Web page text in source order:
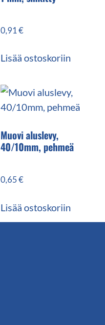
0,91€
Lisää ostoskoriin
Muovi aluslevy,
40/10mm, pehmeä
0,65€
Lisää ostoskoriin